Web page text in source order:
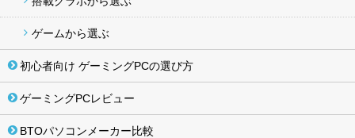
ゲームから選ぶ
初心者向け ゲーミングPCの選び方
ゲーミングPCレビュー
BTOパソコンメーカー比較